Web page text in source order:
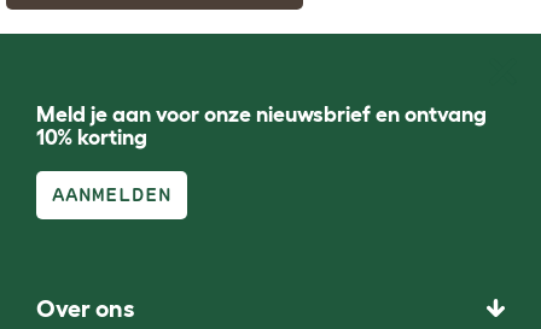
Meld je aan voor onze nieuwsbrief en ontvang
10% korting
AANMELDEN
Over ons